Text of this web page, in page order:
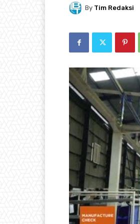
By Tim Redaksi